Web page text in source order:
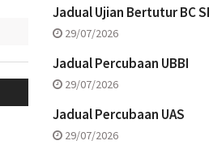
Jadual Ujian Bertutur BC
29/07/2026
Jadual Percubaan UBBI
29/07/2026
Jadual Percubaan UAS
29/07/2026